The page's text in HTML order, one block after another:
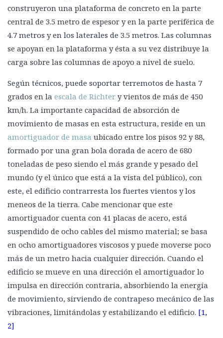
construyeron una plataforma de concreto en la parte
central de 3.5 metro de espesor y en la parte periférica de
4.7 metros y en los laterales de 3.5 metros. Las columnas
se apoyan en la plataforma y ésta a su vez distribuye la
carga sobre las columnas de apoyo a nivel de suelo.
Según técnicos, puede soportar terremotos de hasta 7
grados en la escala de Richter y vientos de más de 450
km/h. La importante capacidad de absorción de
movimiento de masas en esta estructura, reside en un
amortiguador de masa ubicado entre los pisos 92 y 88,
formado por una gran bola dorada de acero de 680
toneladas de peso siendo el más grande y pesado del
mundo (y el único que está a la vista del público), con
este, el edificio contrarresta los fuertes vientos y los
meneos de la tierra. Cabe mencionar que este
amortiguador cuenta con 41 placas de acero, está
suspendido de ocho cables del mismo material; se basa
en ocho amortiguadores viscosos y puede moverse poco
más de un metro hacia cualquier dirección. Cuando el
edificio se mueve en una dirección el amortiguador lo
impulsa en dirección contraria, absorbiendo la energía
de movimiento, sirviendo de contrapeso mecánico de las
vibraciones, limitándolas y estabilizando el edificio. [1,
2]